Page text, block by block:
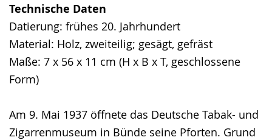
Technische Daten
Datierung: frühes 20. Jahrhundert
Material: Holz, zweiteilig; gesägt, gefräst
Maße: 7 x 56 x 11 cm (H x B x T, geschlossene
Form)
Am 9. Mai 1937 öffnete das Deutsche Tabak- und
Zigarrenmuseum in Bünde seine Pforten. Grund
wechseln.
Deutscher
Gebärdensprache
wird
angezeigt.